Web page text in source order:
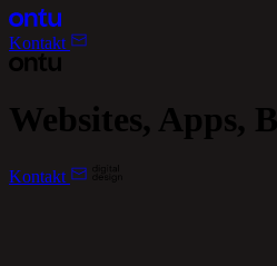
Kontakt
Websites, Apps,
Kontakt